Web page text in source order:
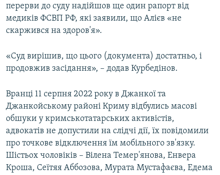
перерви до суду надійшов ще один рапорт від
медиків ФСВП РФ, які заявили, що Алієв «не
скаржився на здоров'я».
«Суд вирішив, що цього (документа) достатньо, і
продовжив засідання», – додав Курбедінов.
Вранці 11 серпня 2022 року в Джанкої та
Джанкойському районі Криму відбулись масові
обшуки у кримськотатарських активістів,
адвокатів не допустили на слідчі дії, їх повідомили
про точкове відключення їм мобільного зв'язку.
Шістьох чоловіків – Вілена Темер'янова, Енвера
Кроша, Сеїтяя Аббозова, Мурата Мустафаєва, Едема